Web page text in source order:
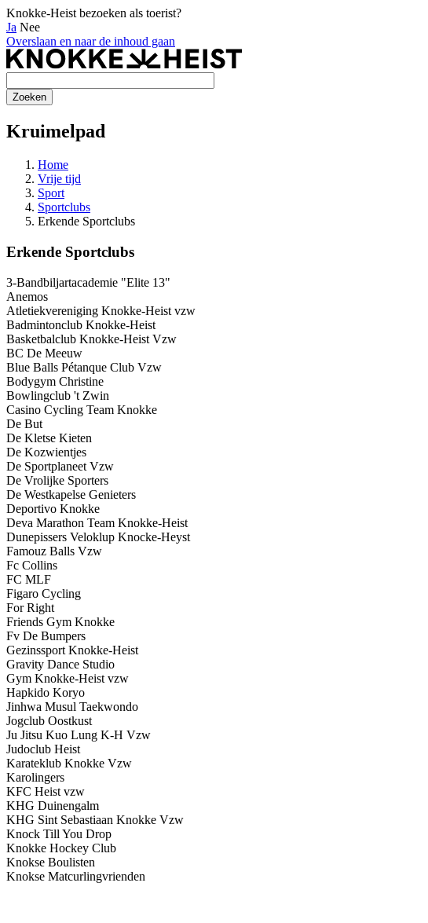
Knokke-Heist bezoeken als toerist?
Ja Nee
Overslaan en naar de inhoud gaan
Kruimelpad
Home
Vrije tijd
Sport
Sportclubs
Erkende Sportclubs
Erkende Sportclubs
3-Bandbiljartacademie "Elite 13"
Anemos
Atletiekvereniging Knokke-Heist vzw
Badmintonclub Knokke-Heist
Basketbalclub Knokke-Heist Vzw
BC De Meeuw
Blue Balls Pétanque Club Vzw
Bodygym Christine
Bowlingclub 't Zwin
Casino Cycling Team Knokke
De But
De Kletse Kieten
De Kozwientjes
De Sportplaneet Vzw
De Vrolijke Sporters
De Westkapelse Genieters
Deportivo Knokke
Deva Marathon Team Knokke-Heist
Dunepissers Veloklup Knocke-Heyst
Famouz Balls Vzw
Fc Collins
FC MLF
Figaro Cycling
For Right
Friends Gym Knokke
Fv De Bumpers
Gezinssport Knokke-Heist
Gravity Dance Studio
Gym Knokke-Heist vzw
Hapkido Koryo
Jinhwa Musul Taekwondo
Jogclub Oostkust
Ju Jitsu Kuo Lung K-H Vzw
Judoclub Heist
Karateklub Knokke Vzw
Karolingers
KFC Heist vzw
KHG Duinengalm
KHG Sint Sebastiaan Knokke Vzw
Knock Till You Drop
Knokke Hockey Club
Knokse Boulisten
Knokse Matcurlingvrienden